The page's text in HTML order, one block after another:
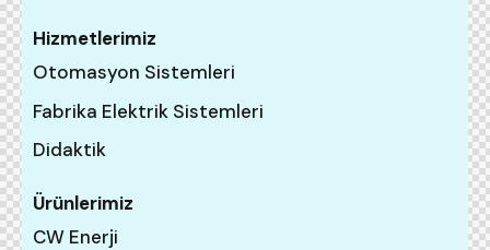
Hizmetlerimiz
Otomasyon Sistemleri
Fabrika Elektrik Sistemleri
Didaktik
Ürünlerimiz
CW Enerji